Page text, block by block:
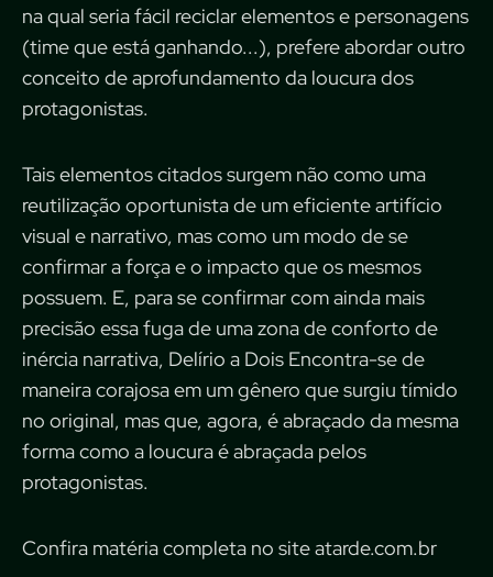
na qual seria fácil reciclar elementos e personagens
(time que está ganhando...), prefere abordar outro
conceito de aprofundamento da loucura dos
protagonistas.
Tais elementos citados surgem não como uma
reutilização oportunista de um eficiente artifício
visual e narrativo, mas como um modo de se
confirmar a força e o impacto que os mesmos
possuem. E, para se confirmar com ainda mais
precisão essa fuga de uma zona de conforto de
inércia narrativa, Delírio a Dois Encontra-se de
maneira corajosa em um gênero que surgiu tímido
no original, mas que, agora, é abraçado da mesma
forma como a loucura é abraçada pelos
protagonistas.
Confira matéria completa no siteatarde.com.br